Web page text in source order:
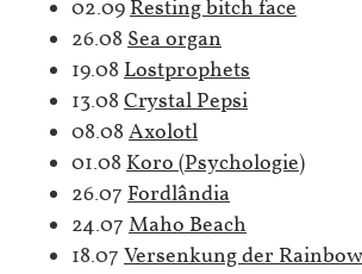
02.09Resting bitch face
26.08 Sea organ
19.08 Lostprophets
13.08 Crystal Pepsi
08.08 Axolotl
01.08 Koro (Psychologie)
26.07 Fordlândia
24.07 Maho Beach
18.07 Versenkung der